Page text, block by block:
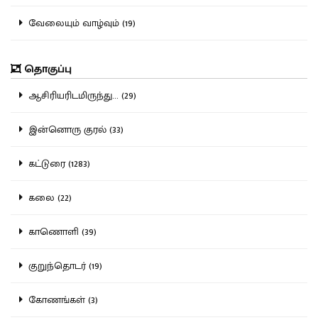
வேலையும் வாழ்வும் (19)
தொகுப்பு
ஆசிரியரிடமிருந்து... (29)
இன்னொரு குரல் (33)
கட்டுரை (1283)
கலை (22)
காணொளி (39)
குறுந்தொடர் (19)
கோணங்கள் (3)